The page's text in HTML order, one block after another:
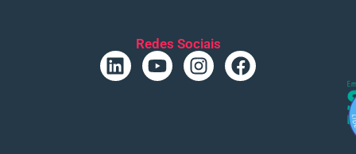
Redes Sociais